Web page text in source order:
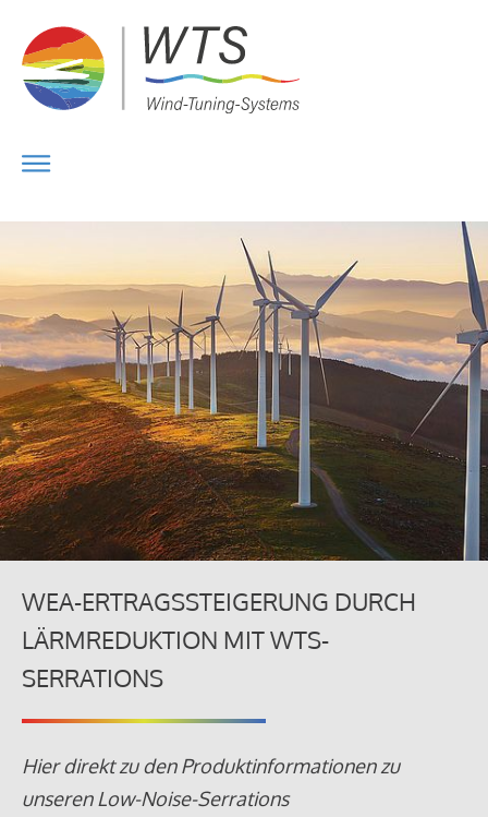
WEA-ERTRAGSSTEIGERUNG DURCH
LÄRMREDUKTION MIT WTS-
SERRATIONS
Hier direkt zu den Produktinformationen zu
unseren Low-Noise-Serrations